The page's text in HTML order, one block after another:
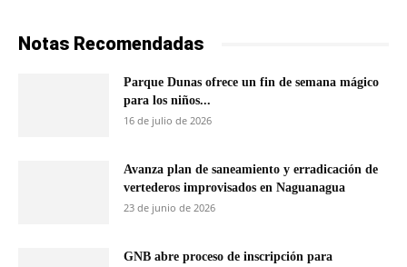
Notas Recomendadas
Parque Dunas ofrece un fin de semana mágico
para los niños...
16 de julio de 2026
Avanza plan de saneamiento y erradicación de
vertederos improvisados en Naguanagua
23 de junio de 2026
GNB abre proceso de inscripción para